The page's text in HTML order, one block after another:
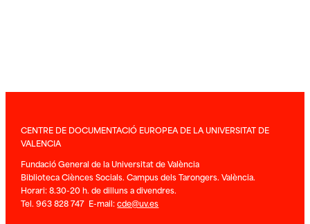
CENTRE DE DOCUMENTACIÓ EUROPEA DE LA UNIVERSITAT DE
VALENCIA
Fundació General de la Universitat de València
Biblioteca Ciènces Socials. Campus dels Tarongers. València.
Horari: 8.30-20 h. de dilluns a divendres.
Tel. 963 828 747 E-mail:cde@uv.es